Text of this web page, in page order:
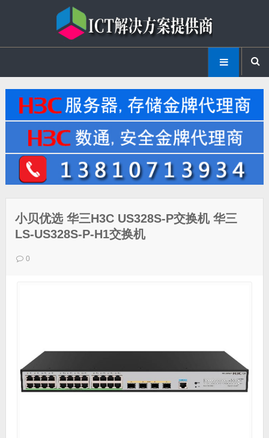
小贝优选 华三H3C US328S-P交换机 华三
LS-US328S-P-H1交换机
0